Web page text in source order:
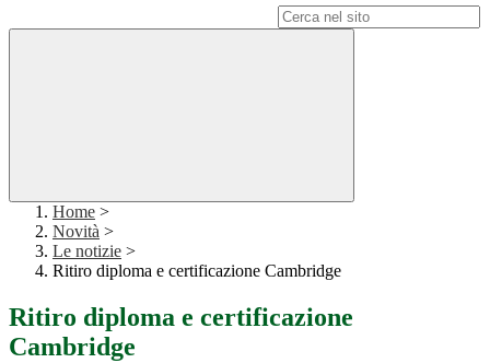
Home >
Novità >
Le notizie >
Ritiro diploma e certificazione Cambridge
Ritiro diploma e certificazione
Cambridge